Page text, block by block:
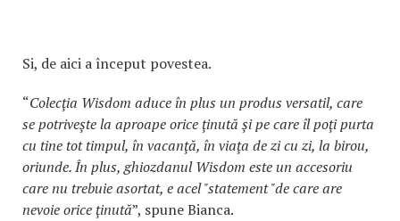
Si, de aici a început povestea.
“Colecţia Wisdom aduce în plus un produs versatil, care
se potriveşte la aproape orice ţinută şi pe care îl poţi purta
cu tine tot timpul, în vacanţă, în viaţa de zi cu zi, la birou,
oriunde. În plus, ghiozdanul Wisdom este un accesoriu
care nu trebuie asortat, e acel "statement "de care are
nevoie orice ţinută”, spune Bianca.